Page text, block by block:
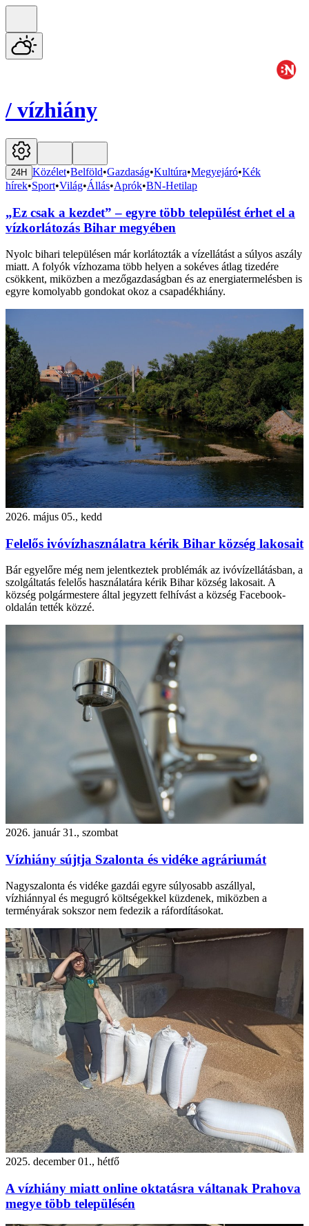
/ vízhiány
24H Közélet•Belföld•Gazdaság•Kultúra•Megyejáró•Kék
hírek•Sport•Világ•Állás•Aprók•BN-Hetilap
„Ez csak a kezdet” – egyre több települést érhet el a
vízkorlátozás Bihar megyében
Nyolc bihari településen már korlátozták a vízellátást a súlyos aszály
miatt. A folyók vízhozama több helyen a sokéves átlag tizedére
csökkent, miközben a mezőgazdaságban és az energiatermelésben is
egyre komolyabb gondokat okoz a csapadékhiány.
2026. május 05., kedd
Felelős ivóvízhasználatra kérik Bihar község lakosait
Bár egyelőre még nem jelentkeztek problémák az ivóvízellátásban, a
szolgáltatás felelős használatára kérik Bihar község lakosait. A
község polgármestere által jegyzett felhívást a község Facebook-
oldalán tették közzé.
2026. január 31., szombat
Vízhiány sújtja Szalonta és vidéke agráriumát
Nagyszalonta és vidéke gazdái egyre súlyosabb aszállyal,
vízhiánnyal és megugró költségekkel küzdenek, miközben a
terményárak sokszor nem fedezik a ráfordításokat.
2025. december 01., hétfő
A vízhiány miatt online oktatásra váltanak Prahova
megye több településén